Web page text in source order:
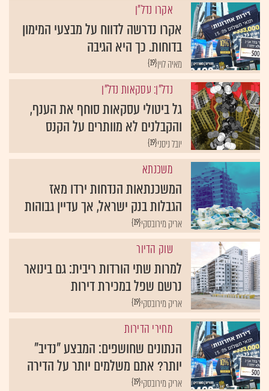
אקרו נדל"ן
אקרו נדרשה לדווח על מבצעי המימון
בדוחות. כך היא הגיבה
{19}מאיה לוין
נדל"ן: עסקאות נדל"ן
גל ביטולי עסקאות סוחף את הענף,
והקבלנים לא מוותרים על הקנס
{19}יובל ניסני
משכנתא
המשכנתאות הנדחות ירדו מאז
הגבלות בנק ישראל, אך עדיין גבוהות
{19}אריק מירובסקי
שוק הדיור
למרות שתי הורדות ריבית: גם בינואר
נרשם שפל במכירת דירות
{19}אריק מירובסקי
מחירי הדירות
הנתונים שחושפים: המבצע "נדיב"
יותר? אתם משלמים יותר על הדירה
{19}אריק מירובסקי